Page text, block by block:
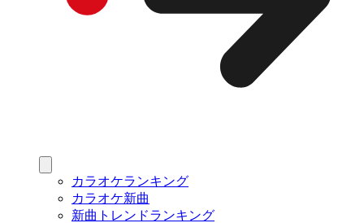
カラオケランキング
カラオケ新曲
新曲トレンドランキング